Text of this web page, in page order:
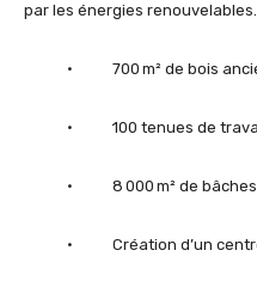
par les énergies renouvelables.
• 700 m² de bois ancien
• 100 tenues de travail
• 8 000 m² de bâches et
• Création d’un centre